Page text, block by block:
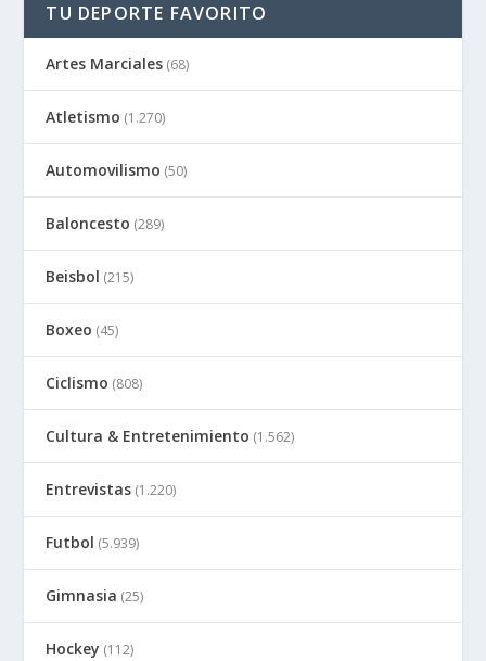
TU DEPORTE FAVORITO
Artes Marciales (68)
Atletismo (1.270)
Automovilismo (50)
Baloncesto (289)
Beisbol (215)
Boxeo (45)
Ciclismo (808)
Cultura & Entretenimiento (1.562)
Entrevistas (1.220)
Futbol (5.939)
Gimnasia (25)
Hockey (112)